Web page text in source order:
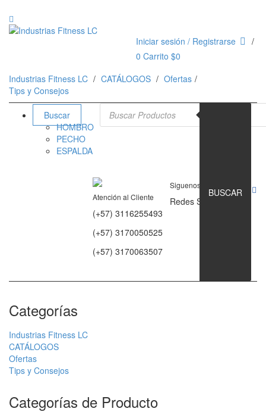
Iniciar sesión / Registrarse
0 Carrito $0
Industrias Fitness LC
CATÁLOGOS
Ofertas
Tips y Consejos
Buscar
HOMBRO
PECHO
ESPALDA
Atención al Cliente
(+57) 3116255493
(+57) 3170050525
(+57) 3170063507
Siguenos en
Redes Sociales
Búsqueda de productos
BUSCAR
Categorías
Industrias Fitness LC
CATÁLOGOS
Ofertas
Tips y Consejos
Categorías de Producto